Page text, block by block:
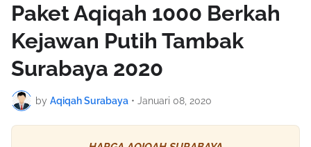
Paket Aqiqah 1000 Berkah
Kejawan Putih Tambak
Surabaya 2020
by Aqiqah Surabaya • Januari 08, 2020